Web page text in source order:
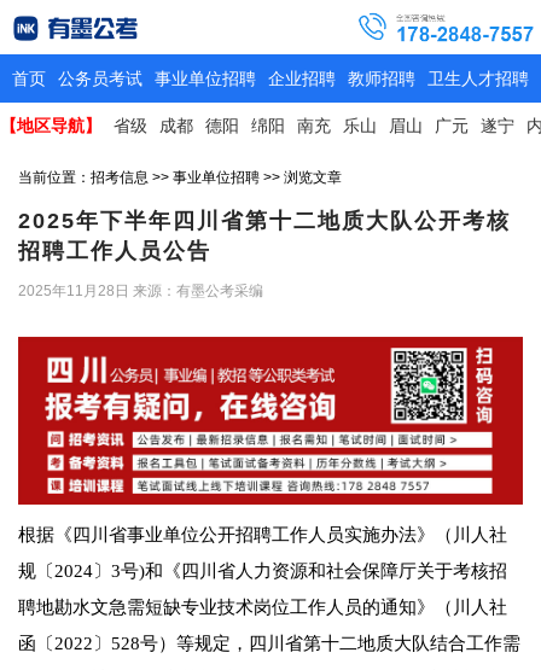
首页 公务员考试 事业单位招聘 企业招聘 教师招聘 卫生人才招聘
【地区导航】 省级 成都 德阳 绵阳 南充 乐山 眉山 广元 遂宁
当前位置： 招考信息 >> 事业单位招聘 >> 浏览文章
2025年下半年四川省第十二地质大队公开考核
招聘工作人员公告
2025年11月28日 来源：有墨公考采编
根据《四川省事业单位公开招聘工作人员实施办法》（川人社
规〔2024〕3号)和《四川省人力资源和社会保障厅关于考核招
聘地勘水文急需短缺专业技术岗位工作人员的通知》（川人社
函〔2022〕528号）等规定，四川省第十二地质大队结合工作需